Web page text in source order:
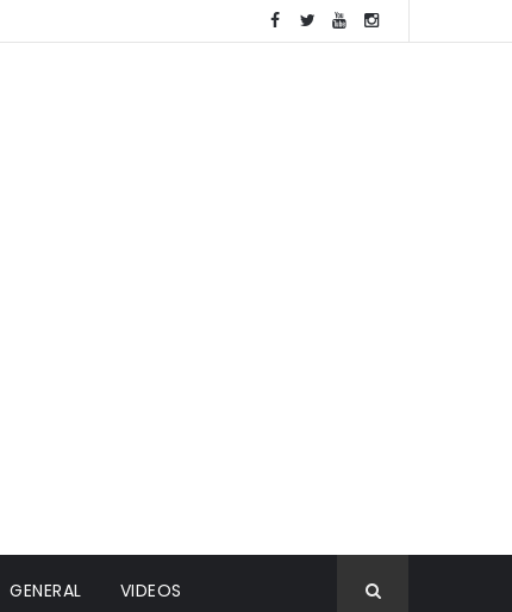
GENERAL VIDEOS